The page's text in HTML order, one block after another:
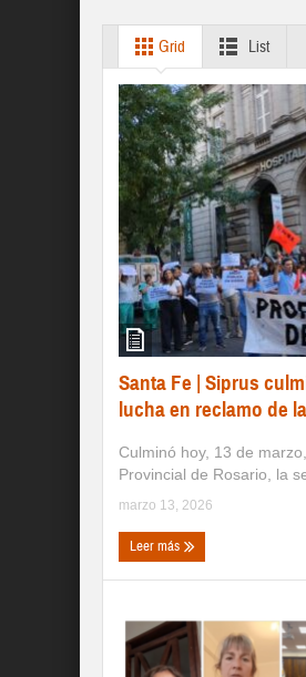
Grid List
Santa Fe | Siprus
lucha en reclamo de
Culminó hoy, 13 de
Provincial de Rosario, la
marzo 13, 2026
Leer más